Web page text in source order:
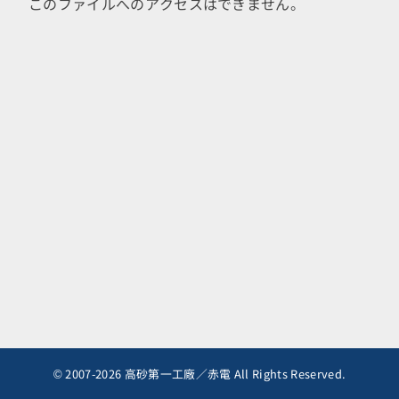
© 2007-2026 高砂第一工廠／赤電 All Rights Reserved.